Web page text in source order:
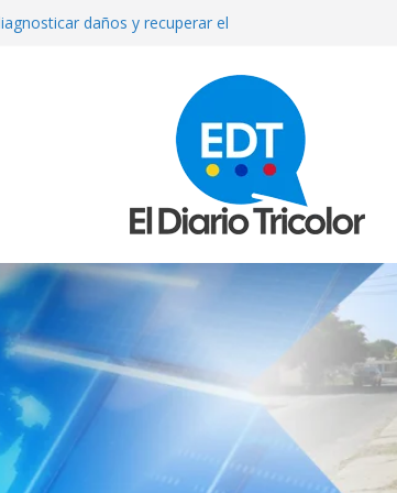
daños y recuperar el
septiembre anuncia el Ministerio
asesinada de un disparo durante
Valeria Márquez: detienen a
del crimen y surgen nuevos